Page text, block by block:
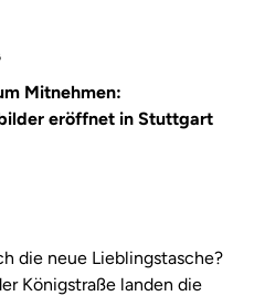
Mitnehmen:
eröffnet in Stuttgart
die neue Lieblingstasche?
Königstraße landen die